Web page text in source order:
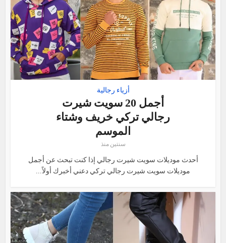
أزياء رجالية
أجمل 20 سويت شيرت
رجالي تركي خريف وشتاء
الموسم
سنتين منذ
أحدث موديلات سويت شيرت رجالي إذا كنت تبحث عن أجمل
موديلات سويت شيرت رجالي تركي دعني أخبرك أولاً...